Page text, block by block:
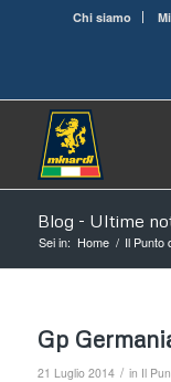
Chi siamo
Blog - Ultime
Sei in: Home / Il Punto
Gp
21 Luglio 2014 / in Il